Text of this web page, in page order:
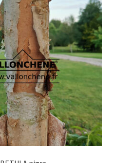
opciones
se
pueden
elegir
en
la
página
de
producto